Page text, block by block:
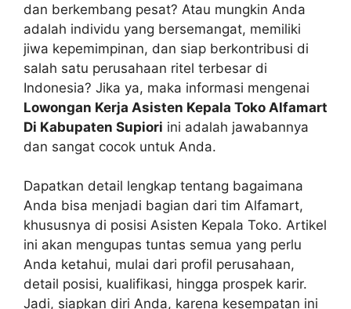
dan berkembang pesat? Atau mungkin Anda
adalah individu yang bersemangat, memiliki
jiwa kepemimpinan, dan siap berkontribusi di
salah satu perusahaan ritel terbesar di
Indonesia? Jika ya, maka informasi mengenai
Lowongan Kerja Asisten Kepala Toko Alfamart
Di Kabupaten Supiori ini adalah jawabannya
dan sangat cocok untuk Anda.
Dapatkan detail lengkap tentang bagaimana
Anda bisa menjadi bagian dari tim Alfamart,
khususnya di posisi Asisten Kepala Toko. Artikel
ini akan mengupas tuntas semua yang perlu
Anda ketahui, mulai dari profil perusahaan,
detail posisi, kualifikasi, hingga prospek karir.
Jadi, siapkan diri Anda, karena kesempatan ini